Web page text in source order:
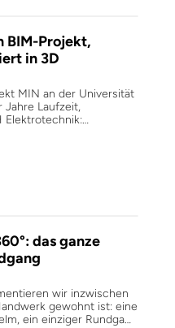
unserer
und Hamburg ist
wie eine Anlage im
auch, was sie im
BIM-Projekt,
in 3D
MIN an der Universität
Jahre Laufzeit,
Elektrotechnik:
das ganze
wir inzwischen
gewohnt ist: eine
ein einziger Rundgang